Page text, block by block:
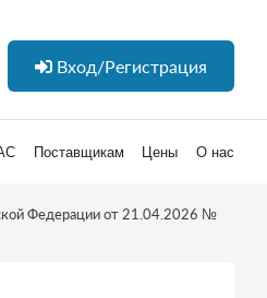
Вход/Регистрация
Поставщикам Цены О нас
Федерации от 21.04.2026 №